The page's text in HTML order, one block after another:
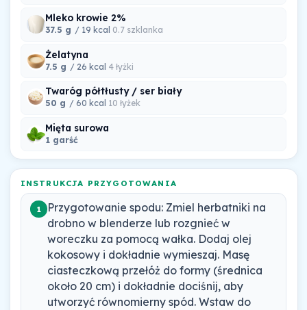
Mleko krowie 2%
37.5 g / 19 kcal 0.7 szklanka
Żelatyna
7.5 g / 26 kcal 4 łyżki
Twaróg półtłusty / ser biały
50 g / 60 kcal 10 łyżek
Mięta surowa
1 garść
INSTRUKCJA PRZYGOTOWANIA
1
Przygotowanie spodu: Zmiel herbatniki na
drobno w blenderze lub rozgnieć w
woreczku za pomocą wałka. Dodaj olej
kokosowy i dokładnie wymieszaj. Masę
ciasteczkową przełóż do formy (średnica
około 20 cm) i dokładnie dociśnij, aby
utworzyć równomierny spód. Wstaw do